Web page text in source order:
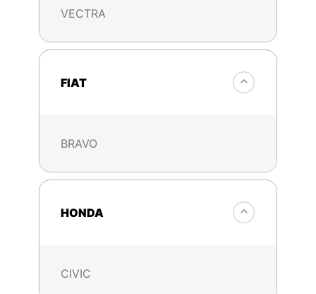
VECTRA
FIAT
BRAVO
HONDA
CIVIC